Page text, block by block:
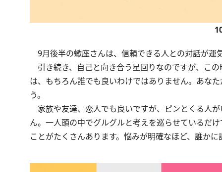
9月後半の蠍座さんは、信頼できる人との対話が運
引き続き、自己と向き合う星回りなのですが、こ
は、もちろん誰でも良いわけではありません。あな
う。
家族や友達、恋人でも良いですが、ピンとくる人
ん。一人頭の中でグルグルと考えを巡らせているだ
ことがたくさんあります。悩みが明確なほど、誰か